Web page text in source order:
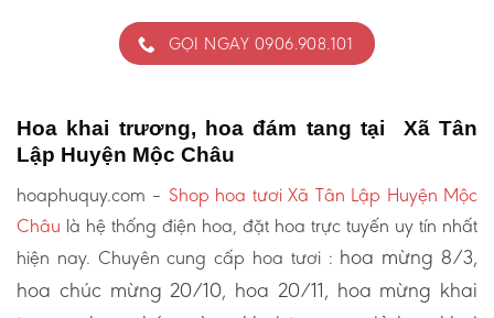
GỌI NGAY 0906.908.101
Hoa khai trương, hoa đám tang tại Xã Tân
Lập Huyện Mộc Châu
hoaphuquy.com – Shop hoa tươi Xã Tân Lập Huyện Mộc
Châu là hệ thống điện hoa, đặt hoa trực tuyến uy tín nhất
hiện nay. Chuyên cung cấp hoa tươi : hoa mừng 8/3,
hoa chúc mừng 20/10, hoa 20/11, hoa mừng khai